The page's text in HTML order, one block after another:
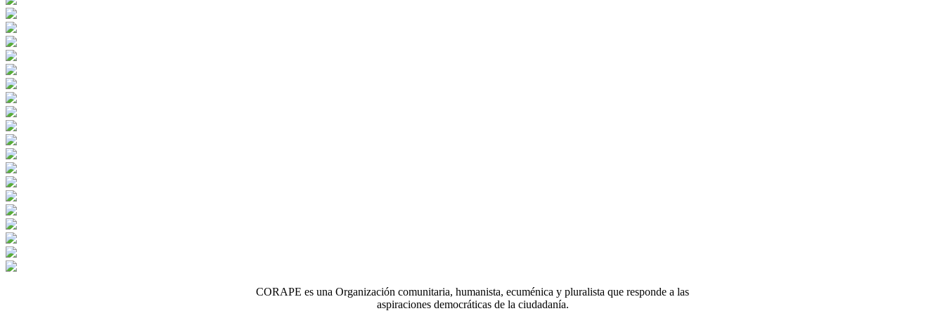
CORAPE es una Organización comunitaria, humanista, ecuménica y pluralista que responde a las
aspiraciones democráticas de la ciudadanía.